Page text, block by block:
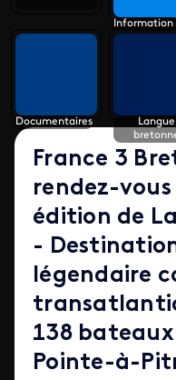
Information
Documentaires
Langue
France 3
rendez-
édition de
-
légendaire
138
Pointe-à-